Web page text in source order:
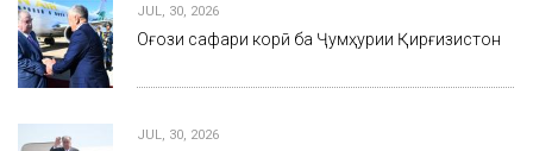
JUL, 30, 2026
Оғози сафари корӣ ба Ҷумҳурии Қирғизистон
JUL, 30, 2026